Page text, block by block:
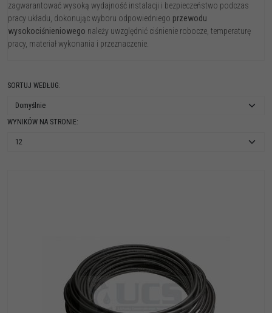
zagwarantować wysoką wydajność instalacji i bezpieczeństwo podczas
pracy układu, dokonując wyboru odpowiedniego przewodu
wysokociśnieniowego należy uwzględnić ciśnienie robocze, temperaturę
pracy, materiał wykonania i przeznaczenie.
SORTUJ WEDŁUG:
WYNIKÓW NA STRONIE: